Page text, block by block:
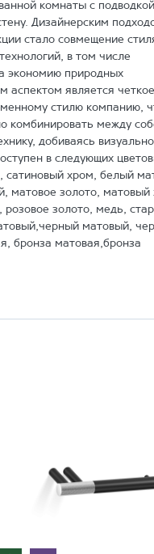
комнаты с
Дизайнерским
стало совмещение
в том числе
экономию природных
аспектом является четкое
стилю компанию,
комбинировать между
добиваясь
в следующих
сатиновый хром, белый
матовое золото, матовый
розовое золото, медь,
матовый,
бронза матовая,бронза